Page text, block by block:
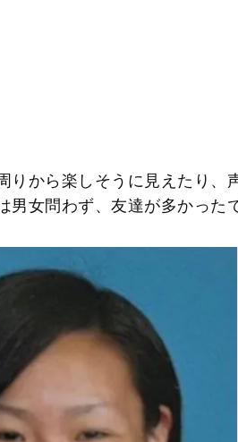
りから楽しそうに見えたり、
女問わず、友達が多かった